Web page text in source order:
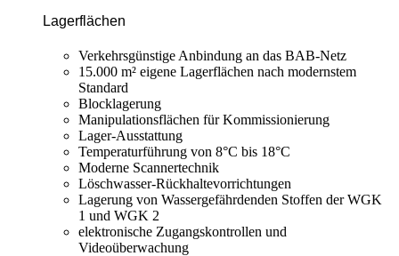
Lagerflächen
Verkehrsgünstige Anbindung an das BAB-Netz
15.000 m² eigene Lagerflächen nach modernstem
Standard
Blocklagerung
Manipulationsflächen für Kommissionierung
Lager-Ausstattung
Temperaturführung von 8°C bis 18°C
Moderne Scannertechnik
Löschwasser-Rückhaltevorrichtungen
Lagerung von Wassergefährdenden Stoffen der WGK
1 und WGK 2
elektronische Zugangskontrollen und
Videoüberwachung